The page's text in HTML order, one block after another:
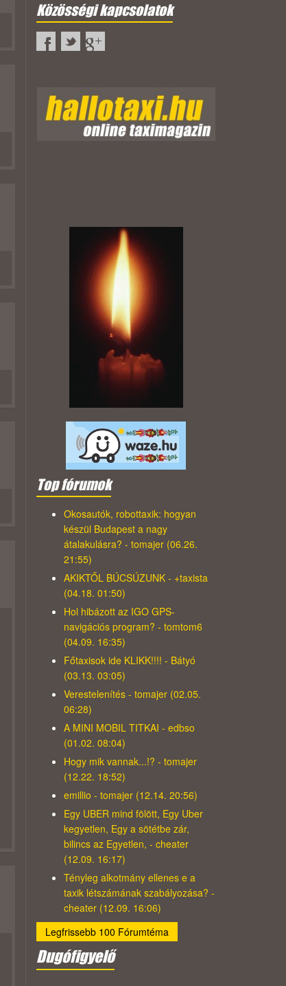
Közösségi kapcsolatok
Top fórumok
Okosautók, robottaxik: hogyan
készül Budapest a nagy
átalakulásra? - tomajer (06.26.
21:55)
AKIKTŐL BÚCSÚZUNK - +taxista
(04.18. 01:50)
Hol hibázott az IGO GPS-
navigációs program? - tomtom6
(04.09. 16:35)
Főtaxisok ide KLIKK!!!! - Bátyó
(03.13. 03:05)
Verestelenítés - tomajer (02.05.
06:28)
A MINI MOBIL TITKAI - edbso
(01.02. 08:04)
Hogy mik vannak...!? - tomajer
(12.22. 18:52)
emillio - tomajer (12.14. 20:56)
Egy UBER mind fölött, Egy Uber
kegyetlen, Egy a sötétbe zár,
bilincs az Egyetlen, - cheater
(12.09. 16:17)
Tényleg alkotmány ellenes e a
taxik létszámának szabályozása? -
cheater (12.09. 16:06)
Legfrissebb 100 Fórumtéma
Dugófigyelő